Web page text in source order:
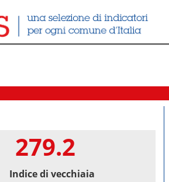
279.2
Indice di vecchiaia